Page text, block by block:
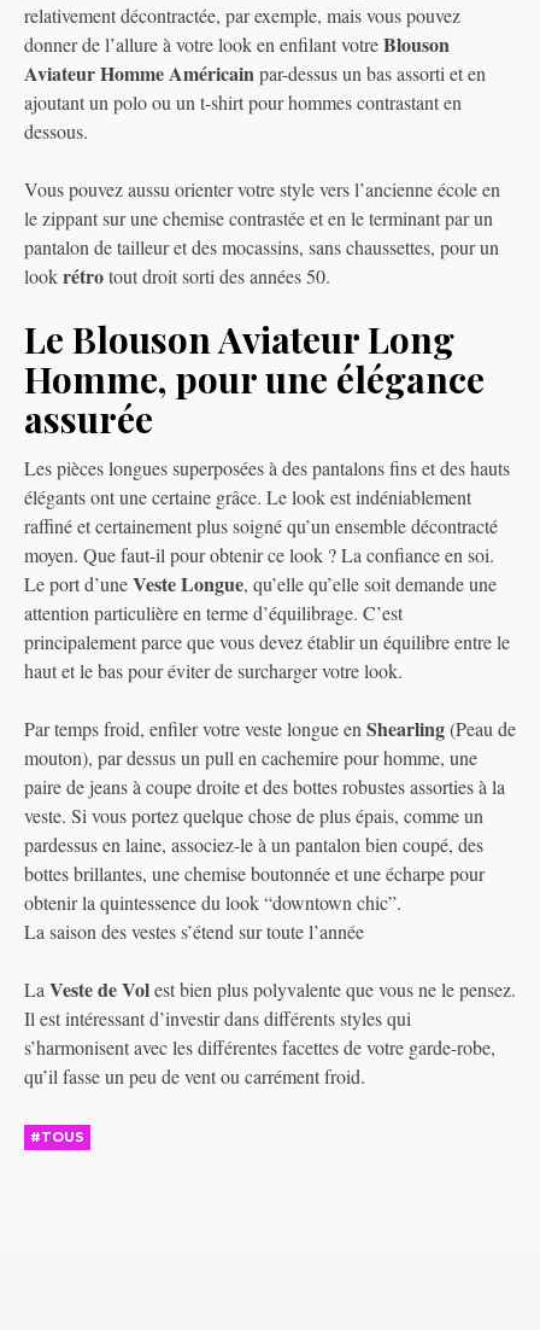
relativement décontractée, par exemple, mais vous pouvez
donner de l’allure à votre look en enfilant votreBlouson
Aviateur Homme Américainpar-dessus un bas assorti et en
ajoutant un polo ou un t-shirt pour hommes contrastant en
dessous.
Vous pouvez aussu orienter votre style vers l’ancienne école en
le zippant sur une chemise contrastée et en le terminant par un
pantalon de tailleur et des mocassins, sans chaussettes, pour un
lookrétrotout droit sorti des années 50.
Le Blouson Aviateur Long
Homme, pour une élégance
assurée
Les pièces longues superposées à des pantalons fins et des hauts
élégants ont une certaine grâce. Le look est indéniablement
raffiné et certainement plus soigné qu’un ensemble décontracté
moyen. Que faut-il pour obtenir ce look ? La confiance en soi.
Le port d’uneVeste Longue, qu’elle qu’elle soit demande une
attention particulière en terme d’équilibrage. C’est
principalement parce que vous devez établir un équilibre entre le
haut et le bas pour éviter de surcharger votre look.
Par temps froid, enfiler votre veste longue en Shearling(Peau de
mouton), par dessus un pull en cachemire pour homme, une
paire de jeans à coupe droite et des bottes robustes assorties à la
veste. Si vous portez quelque chose de plus épais, comme un
pardessus en laine, associez-le à un pantalon bien coupé, des
bottes brillantes, une chemise boutonnée et une écharpe pour
obtenir la quintessence du look “downtown chic”.
La saison des vestes s’étend sur toute l’année
La Veste de Volest bien plus polyvalente que vous ne le pensez.
Il est intéressant d’investir dans différents styles qui
s’harmonisent avec les différentes facettes de votre garde-robe,
qu’il fasse un peu de vent ou carrément froid.
#TOUS